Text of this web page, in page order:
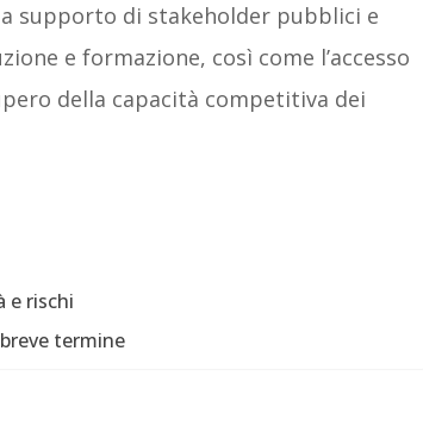
supporto di stakeholder pubblici e
e formazione, così come l’accesso
della capacità competitiva dei
e rischi
termine